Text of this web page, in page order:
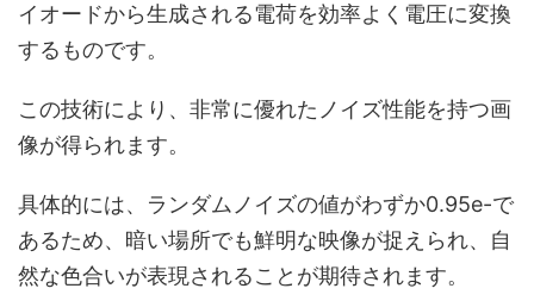
イオードから生成される電荷を効率よく電圧に変換
するものです。
この技術により、非常に優れたノイズ性能を持つ画
像が得られます。
具体的には、ランダムノイズの値がわずか0.95e-で
あるため、暗い場所でも鮮明な映像が捉えられ、自
然な色合いが表現されることが期待されます。